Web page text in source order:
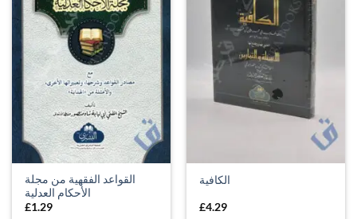
القواعد الفقهية من مجلة
الأحكام العدلية
£1.29
الكافية
£4.29